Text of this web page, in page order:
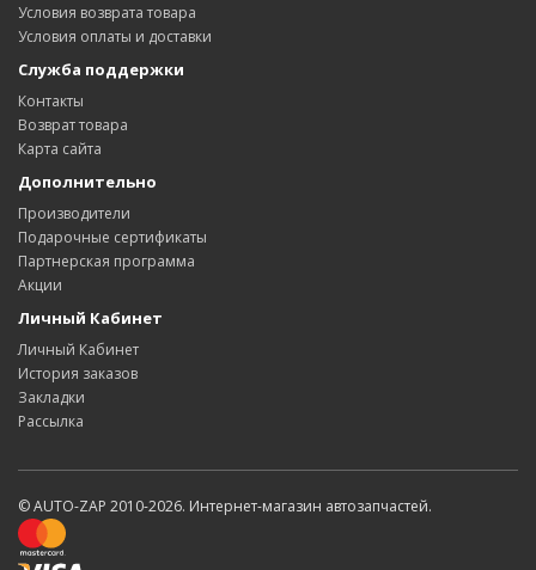
Условия возврата товара
Условия оплаты и доставки
Служба поддержки
Контакты
Возврат товара
Карта сайта
Дополнительно
Производители
Подарочные сертификаты
Партнерская программа
Акции
Личный Кабинет
Личный Кабинет
История заказов
Закладки
Рассылка
© AUTO-ZAP 2010-2026. Интернет-магазин автозапчастей.